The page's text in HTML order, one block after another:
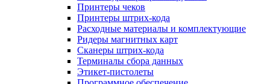
Принтеры чеков
Принтеры штрих-кода
Расходные материалы и комплектующие
Ридеры магнитных карт
Сканеры штрих-кода
Терминалы сбора данных
Этикет-пистолеты